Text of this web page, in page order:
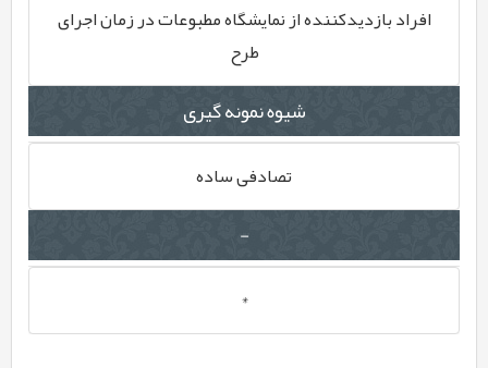
افراد بازدیدکننده از نمایشگاه مطبوعات در زمان اجرای
طرح
شیوه نمونه گیری
تصادفی ساده
-
*